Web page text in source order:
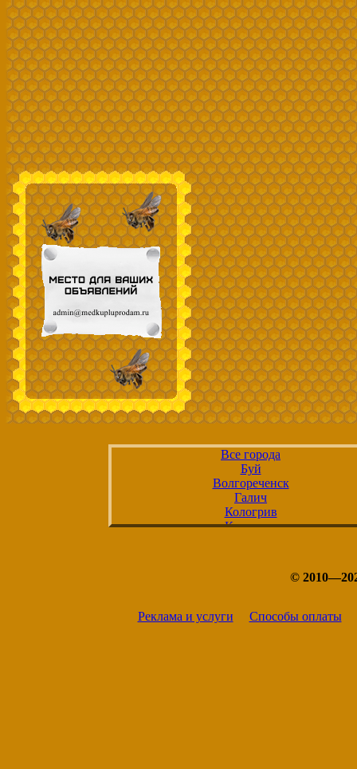
Все города
Буй
Волгореченск
Галич
Кологрив
Кострома
Чухлома
Шарья
©
Реклама и услуги Способы оплаты